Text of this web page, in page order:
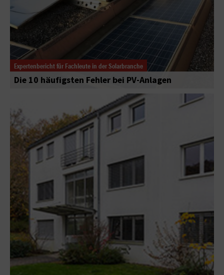
Expertenbericht für Fachleute in der Solarbranche
Die 10 häufigsten Fehler bei PV-Anlagen